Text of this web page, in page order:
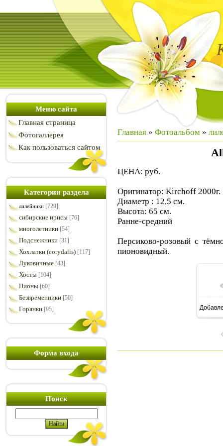
Меню сайта
Главная страница
Фотогаллерея
Как пользоваться сайтом
Категории раздела
лилейники [729]
сибирские ирисы [76]
многолетники [54]
Подснежники [31]
Хохлатки (corydalis) [117]
Луковичные [43]
Хосты [104]
Пионы [60]
Безвременники [50]
Горянки [95]
Форма входа
Поиск
Главная » Фотоальбом »
ЦЕНА: руб.
Оригинатор: Kirchoff 2000г.
Диаметр : 12,5 см.
Высота: 65 см.
Ранне-средний
Персиково-розовый с
пионовидный.